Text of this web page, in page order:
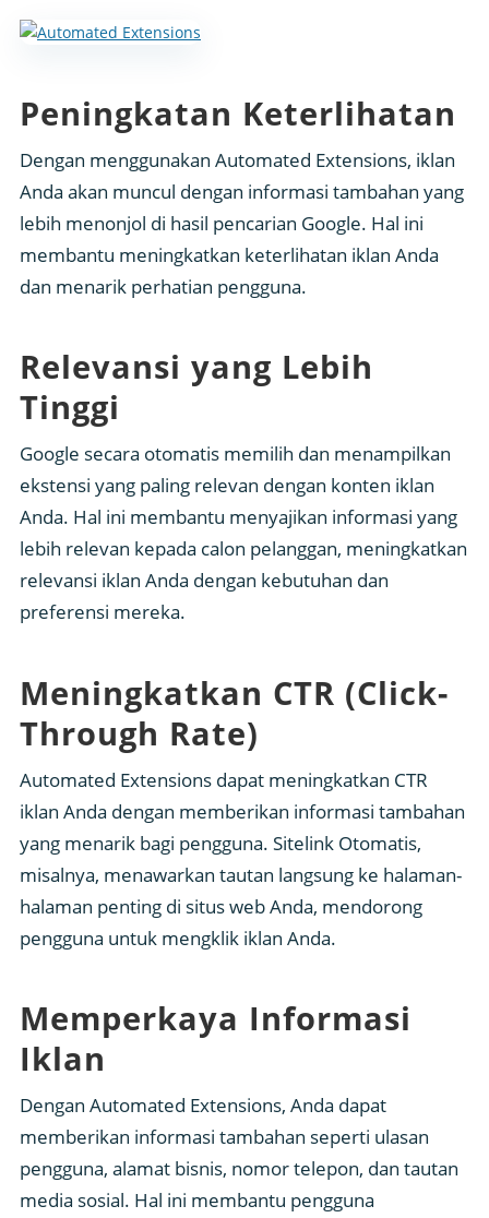
Peningkatan Keterlihatan
Dengan menggunakan Automated Extensions, iklan
Anda akan muncul dengan informasi tambahan yang
lebih menonjol di hasil pencarian Google. Hal ini
membantu meningkatkan keterlihatan iklan Anda
dan menarik perhatian pengguna.
Relevansi yang Lebih
Tinggi
Google secara otomatis memilih dan menampilkan
ekstensi yang paling relevan dengan konten iklan
Anda. Hal ini membantu menyajikan informasi yang
lebih relevan kepada calon pelanggan, meningkatkan
relevansi iklan Anda dengan kebutuhan dan
preferensi mereka.
Meningkatkan CTR (Click-
Through Rate)
Automated Extensions dapat meningkatkan CTR
iklan Anda dengan memberikan informasi tambahan
yang menarik bagi pengguna. Sitelink Otomatis,
misalnya, menawarkan tautan langsung ke halaman-
halaman penting di situs web Anda, mendorong
pengguna untuk mengklik iklan Anda.
Memperkaya Informasi
Iklan
Dengan Automated Extensions, Anda dapat
memberikan informasi tambahan seperti ulasan
pengguna, alamat bisnis, nomor telepon, dan tautan
media sosial. Hal ini membantu pengguna